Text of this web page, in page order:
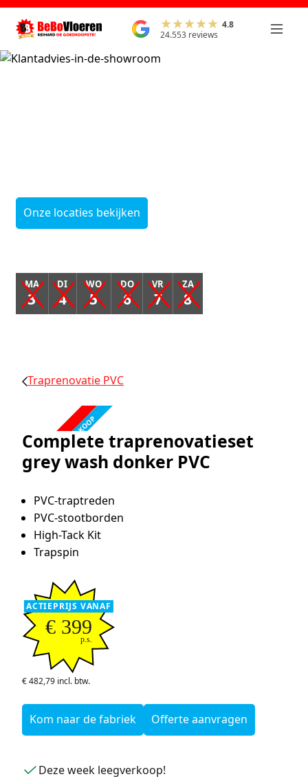
4.8
24.553 reviews
Onze locaties bekijken
MA
3
DI
4
WO
5
DO
6
VR
7
ZA
8
Traprenovatie PVC
ACTIE!
FABRIEKSLEEGVERKOOP
Complete traprenovatieset
grey wash donker PVC
PVC-traptreden
PVC-stootborden
High-Tack Kit
Trapspin
ACTIEPRIJS VANAF
€ 399
p.s.
€ 482,79 incl. btw.
Kom naar de fabriek Offerte aanvragen
Deze week leegverkoop!